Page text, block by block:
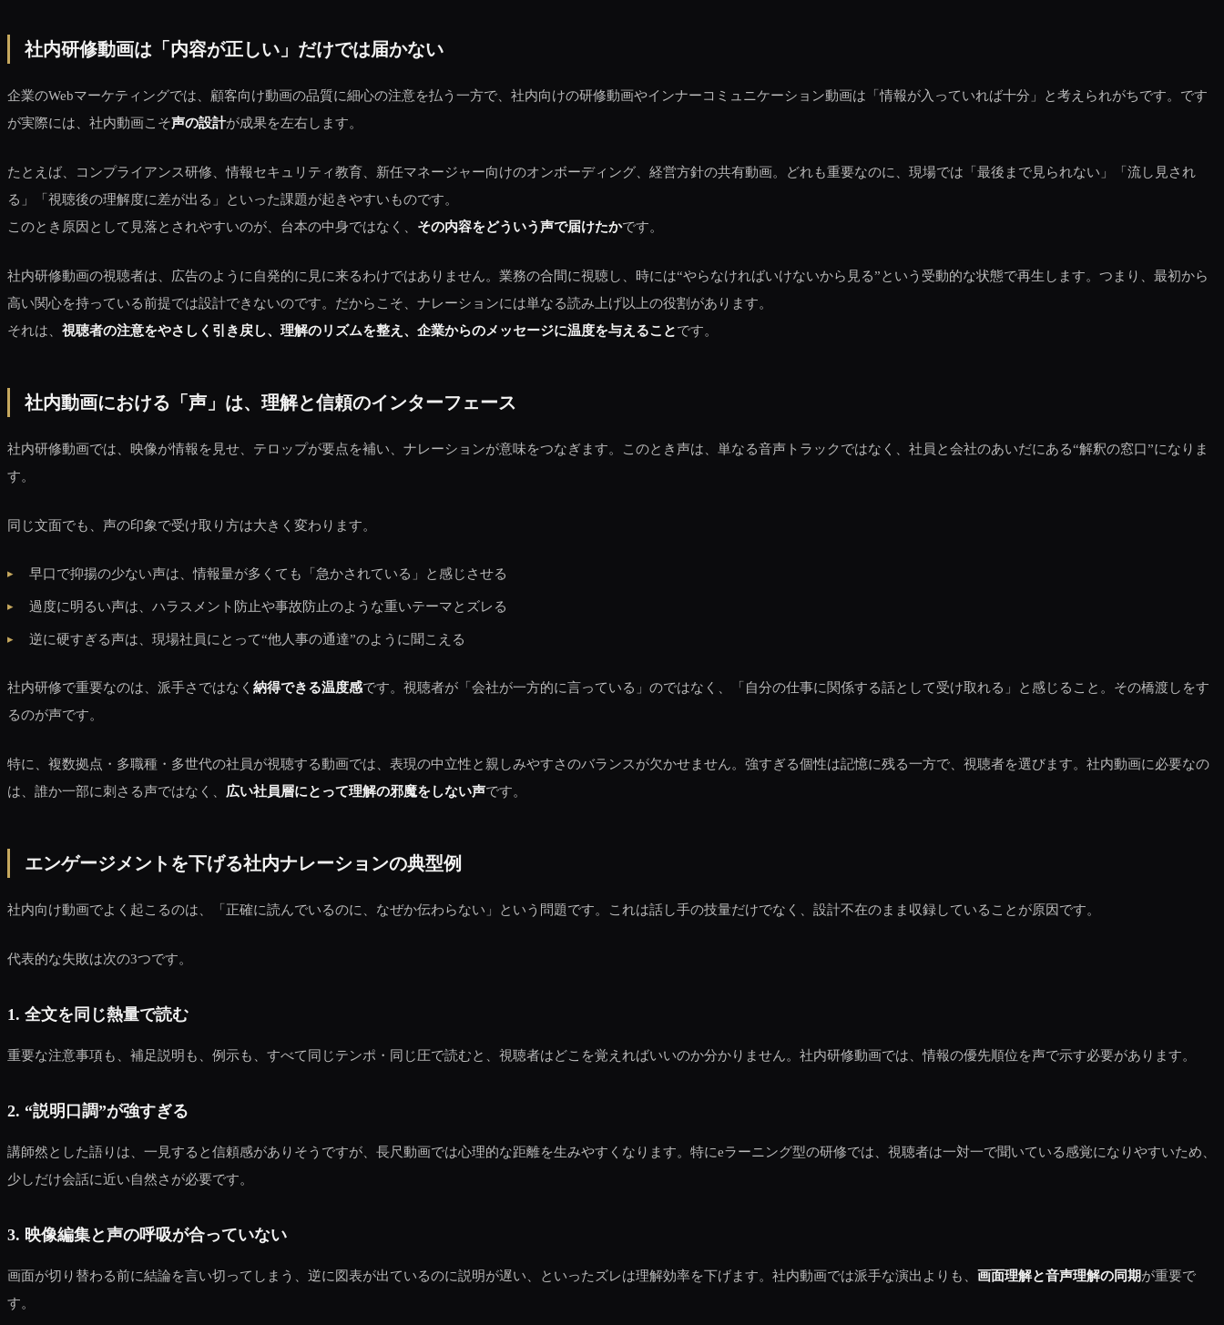
社内研修動画は「内容が正しい」だけでは届かない
企業のWebマーケティングでは、顧客向け動画の品質に細心の注意を払う一方で、社内向けの研修動画やインナーコミュニケーション動画は「情報が入っていれば十分」と考えられがちです。です
が実際には、社内動画こそ声の設計が成果を左右します。
たとえば、コンプライアンス研修、情報セキュリティ教育、新任マネージャー向けのオンボーディング、経営方針の共有動画。どれも重要なのに、現場では「最後まで見られない」「流し見され
る」「視聴後の理解度に差が出る」といった課題が起きやすいものです。
このとき原因として見落とされやすいのが、台本の中身ではなく、 その内容をどういう声で届けたかです。
社内研修動画の視聴者は、広告のように自発的に見に来るわけではありません。業務の合間に視聴し、時には“やらなければいけないから見る”という受動的な状態で再生します。つまり、最初から
高い関心を持っている前提では設計できないのです。だからこそ、ナレーションには単なる読み上げ以上の役割があります。
それは、 視聴者の注意をやさしく引き戻し、理解のリズムを整え、企業からのメッセージに温度を与えることです。
社内動画における「声」は、理解と信頼のインターフェース
社内研修動画では、映像が情報を見せ、テロップが要点を補い、ナレーションが意味をつなぎます。このとき声は、単なる音声トラックではなく、社員と会社のあいだにある“解釈の窓口”になりま
す。
同じ文面でも、声の印象で受け取り方は大きく変わります。
早口で抑揚の少ない声は、情報量が多くても「急かされている」と感じさせる
過度に明るい声は、ハラスメント防止や事故防止のような重いテーマとズレる
逆に硬すぎる声は、現場社員にとって“他人事の通達”のように聞こえる
社内研修で重要なのは、派手さではなく 納得できる温度感です。視聴者が「会社が一方的に言っている」のではなく、「自分の仕事に関係する話として受け取れる」と感じること。その橋渡しをす
るのが声です。
特に、複数拠点・多職種・多世代の社員が視聴する動画では、表現の中立性と親しみやすさのバランスが欠かせません。強すぎる個性は記憶に残る一方で、視聴者を選びます。社内動画に必要なの
は、誰か一部に刺さる声ではなく、 広い社員層にとって理解の邪魔をしない声です。
エンゲージメントを下げる社内ナレーションの典型例
社内向け動画でよく起こるのは、「正確に読んでいるのに、なぜか伝わらない」という問題です。これは話し手の技量だけでなく、設計不在のまま収録していることが原因です。
代表的な失敗は次の3つです。
1. 全文を同じ熱量で読む
重要な注意事項も、補足説明も、例示も、すべて同じテンポ・同じ圧で読むと、視聴者はどこを覚えればいいのか分かりません。社内研修動画では、情報の優先順位を声で示す必要があります。
2. “説明口調”が強すぎる
講師然とした語りは、一見すると信頼感がありそうですが、長尺動画では心理的な距離を生みやすくなります。特にeラーニング型の研修では、視聴者は一対一で聞いている感覚になりやすいため、
少しだけ会話に近い自然さが必要です。
3. 映像編集と声の呼吸が合っていない
画面が切り替わる前に結論を言い切ってしまう、逆に図表が出ているのに説明が遅い、といったズレは理解効率を下げます。社内動画では派手な演出よりも、 画面理解と音声理解の同期が重要で
す。